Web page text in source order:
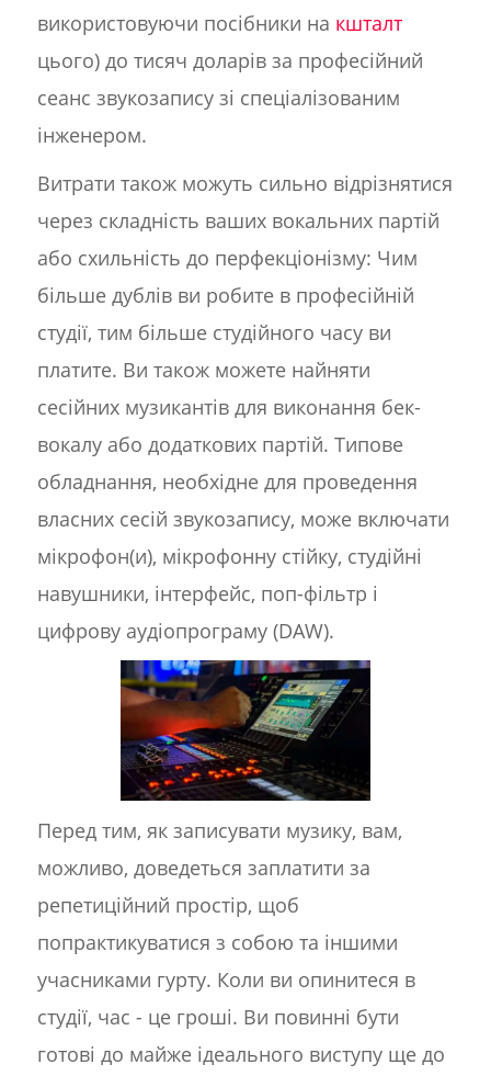
використовуючи посібники на кшталт
цього) до тисяч доларів за професійний
сеанс звукозапису зі спеціалізованим
інженером.
Витрати також можуть сильно відрізнятися
через складність ваших вокальних партій
або схильність до перфекціонізму: Чим
більше дублів ви робите в професійній
студії, тим більше студійного часу ви
платите. Ви також можете найняти
сесійних музикантів для виконання бек-
вокалу або додаткових партій. Типове
обладнання, необхідне для проведення
власних сесій звукозапису, може включати
мікрофон(и), мікрофонну стійку, студійні
навушники, інтерфейс, поп-фільтр і
цифрову аудіопрограму (DAW).
Перед тим, як записувати музику, вам,
можливо, доведеться заплатити за
репетиційний простір, щоб
попрактикуватися з собою та іншими
учасниками гурту. Коли ви опинитеся в
студії, час - це гроші. Ви повинні бути
готові до майже ідеального виступу ще до